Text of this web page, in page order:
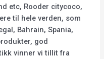
etc, Rooder citycoco,
til hele verden, som
Bahrain, Spania,
god
vinner vi tillit fra